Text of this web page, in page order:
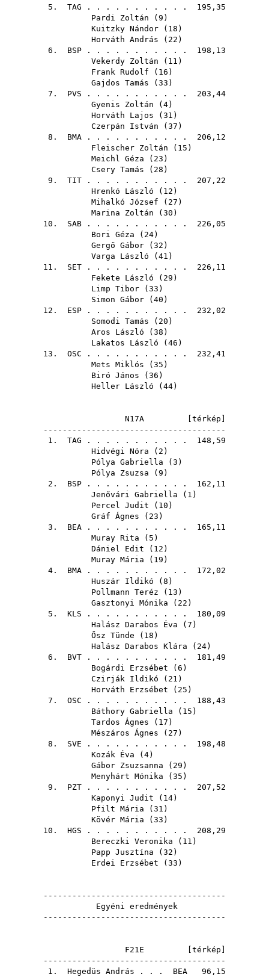
5. TAG . . . . . . . . . . . 195,35
Pardi Zoltán ( 9 )
Kuitzky Nándor ( 18 )
Horváth András ( 22 )
6. BSP . . . . . . . . . . . 198,13
Vekerdy Zoltán ( 11 )
Frank Rudolf ( 16 )
Gajdos Tamás ( 33 )
7. PVS . . . . . . . . . . . 203,44
Gyenis Zoltán ( 4)
Horváth Lajos ( 31 )
Czerpán István ( 37 )
8. BMA . . . . . . . . . . . 206,12
Fleischer Zoltán ( 15 )
Meichl Géza ( 23 )
Csery Tamás ( 28 )
9. TIT . . . . . . . . . . . 207,22
Hrenkó László ( 12 )
Mihalkó József ( 27 )
Marina Zoltán ( 30 )
10. SAB . . . . . . . . . . . 226,05
Bori Géza ( 24)
Gergő Gábor ( 32 )
Varga László ( 41 )
11. SET . . . . . . . . . . . 226,11
Fekete László ( 29 )
Limp Tibor ( 33 )
Simon Gábor ( 40 )
12. ESP . . . . . . . . . . . 232,02
Somodi Tamás ( 20 )
Aros László ( 38 )
Lakatos László ( 46 )
13. OSC . . . . . . . . . . . 232,41
Mets Miklós ( 35 )
Biró János ( 36 )
Heller László ( 44)
N17A [ térkép
--------------------------------------
1. TAG . . . . . . . . . . . 148,59
Hidvégi Nóra ( 2 )
Pólya Gabriella ( 3 )
Pólya Zsuzsa ( 9 )
2. BSP . . . . . . . . . . . 162,11
Jenővári Gabriella ( 1 )
Percel Judit ( 10 )
Gráf Ágnes ( 23 )
3. BEA . . . . . . . . . . . 165,11
Muray Rita ( 5 )
Dániel Edit ( 12 )
Muray Mária ( 19 )
4. BMA . . . . . . . . . . . 172,02
Huszár Ildikó ( 8 )
Pollmann Teréz ( 13 )
Gasztonyi Mónika ( 22 )
5. KLS . . . . . . . . . . . 180,09
Halász Darabos Éva ( 7 )
Ősz Tünde ( 18 )
Halász Darabos Klára ( 24)
6. BVT . . . . . . . . . . . 181,49
Bogárdi Erzsébet ( 6 )
Czirják Ildikó ( 21 )
Horváth Erzsébet ( 25 )
7. OSC . . . . . . . . . . . 188,43
Báthory Gabriella ( 15 )
Tardos Ágnes ( 17 )
Mészáros Ágnes ( 27 )
8. SVE . . . . . . . . . . . 198,48
Kozák Éva ( 4)
Gábor Zsuzsanna ( 29 )
Menyhárt Mónika ( 35 )
9. PZT . . . . . . . . . . . 207,52
Kaponyi Judit ( 14)
Pfilt Mária ( 31 )
Kövér Mária ( 33 )
10. HGS . . . . . . . . . . . 208,29
Bereczki Veronika ( 11 )
Papp Jusztína ( 32 )
Erdei Erzsébet ( 33 )
--------------------------------------
Egyéni eredmények
--------------------------------------
F21E [ térkép
--------------------------------------
1. Hegedüs András . . . BEA 96,15